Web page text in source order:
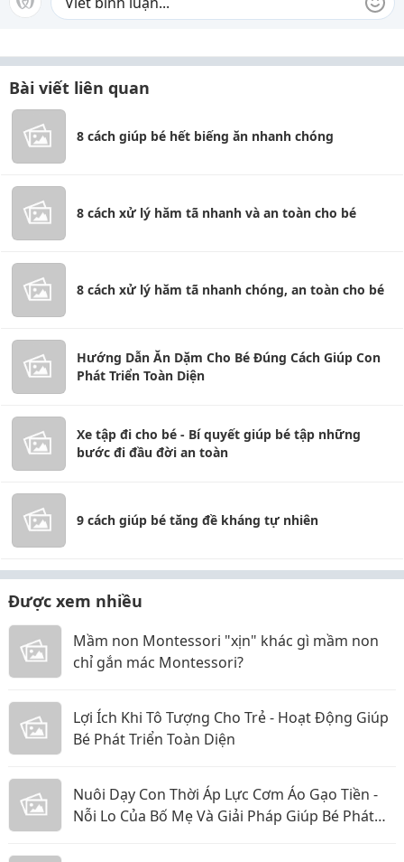
Bài viết liên quan
8 cách giúp bé hết biếng ăn nhanh chóng
8 cách xử lý hăm tã nhanh và an toàn cho bé
8 cách xử lý hăm tã nhanh chóng, an toàn cho bé
Hướng Dẫn Ăn Dặm Cho Bé Đúng Cách Giúp Con
Phát Triển Toàn Diện
Xe tập đi cho bé - Bí quyết giúp bé tập những
bước đi đầu đời an toàn
9 cách giúp bé tăng đề kháng tự nhiên
Được xem nhiều
Mầm non Montessori "xịn" khác gì mầm non
chỉ gắn mác Montessori?
Lợi Ích Khi Tô Tượng Cho Trẻ - Hoạt Động Giúp
Bé Phát Triển Toàn Diện
Nuôi Dạy Con Thời Áp Lực Cơm Áo Gạo Tiền -
Nỗi Lo Của Bố Mẹ Và Giải Pháp Giúp Bé Phát